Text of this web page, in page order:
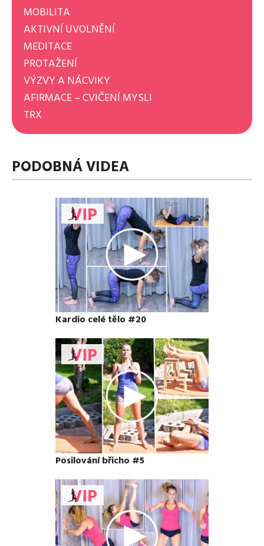
MOBILITA
AKTIVNÍ UVOLNĚNÍ
MEDITACE
PROTAŽENÍ
VÝZVY A NÁCVIKY
AFIRMACE – CVIČENÍ MYSLI
TRX
PODOBNÁ VIDEA
Kardio celé tělo #20
Posilování břicho #5